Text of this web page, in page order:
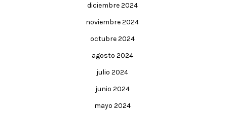
diciembre 2024
noviembre 2024
octubre 2024
agosto 2024
julio 2024
junio 2024
mayo 2024